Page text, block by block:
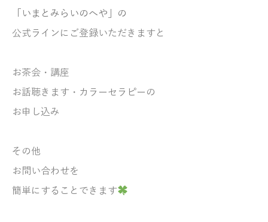
「いまとみらいのへや」の
公式ラインにご登録いただきますと
お茶会・講座
お話聴きます・ カラーセラピーの
お申し込み
その他
お問い合わせを
簡単にすることできます